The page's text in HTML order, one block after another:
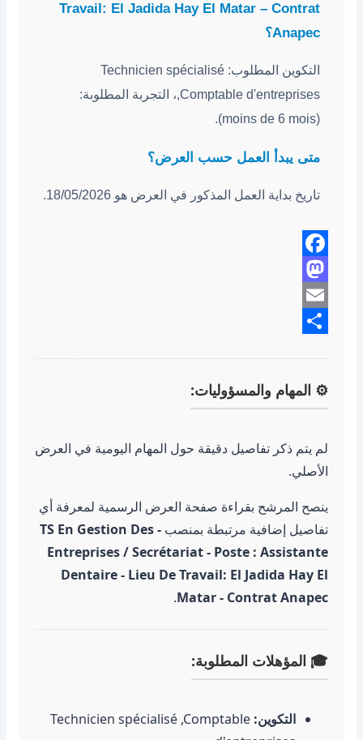
Travail: El Jadida Hay El Matar – Contrat
Anapec؟
التكوين المطلوب: Technicien spécialisé
,Comptable d'entreprises، التجربة المطلوبة:
(moins de 6 mois).
متى يبدأ العمل حسب العرض؟
تاريخ بداية العمل المذكور في العرض هو 18/05/2026.
Facebook
Mastodon
Email
⚙️ المهام والمسؤوليات:
لم يتم ذكر تفاصيل دقيقة حول المهام اليومية في العرض
الأصلي.
ينصح المرشح بقراءة صفحة العرض الرسمية لمعرفة أي
تفاصيل إضافية مرتبطة بمنصب
- TS En Gestion Des
Entreprises / Secrétariat - Poste : Assistante
Dentaire - Lieu De Travail: El Jadida Hay El
Matar - Contrat Anapec
.
🎓 المؤهلات المطلوبة:
التكوين: Technicien spécialisé ,Comptable